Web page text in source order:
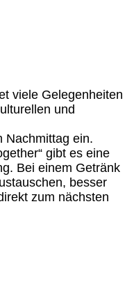
viele Gelegenheiten
und
Nachmittag ein.
gibt es eine
Bei einem Getränk
besser
zum nächsten